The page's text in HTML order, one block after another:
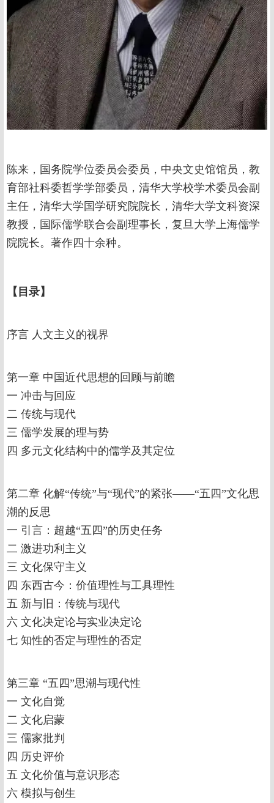
陈来，国务院学位委员会委员，中央文史馆馆员，教
育部社科委哲学学部委员，清华大学校学术委员会副
主任，清华大学国学研究院院长，清华大学文科资深
教授，国际儒学联合会副理事长，复旦大学上海儒学
院院长。著作四十余种。
【 目录】
序言 人文主义的视界
第一章 中国近代思想的回顾与前瞻
一 冲击与回应
二 传统与现代
三 儒学发展的理与势
四 多元文化结构中的儒学及其定位
第二章 化解“传统”与“现代”的紧张——“五四”文化思
潮的反思
一 引言：超越“五四”的历史任务
二 激进功利主义
三 文化保守主义
四 东西古今：价值理性与工具理性
五 新与旧：传统与现代
六 文化决定论与实业决定论
七 知性的否定与理性的否定
第三章 “五四”思潮与现代性
一 文化自觉
二 文化启蒙
三 儒家批判
四 历史评价
五 文化价值与意识形态
六 模拟与创生